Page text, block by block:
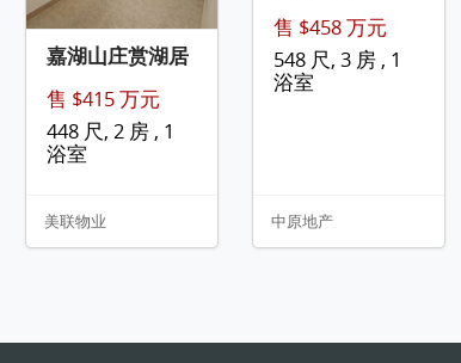
嘉湖山庄赏湖居
售 $415 万元
448 尺, 2 房 , 1
浴室
美联物业
售 $458 万元
548 尺, 3 房 , 1
浴室
中原地产